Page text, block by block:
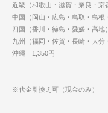
近畿（和歌山・滋賀・奈良・京
中国（岡山・広島・鳥取・島根
四国（香川・徳島・愛媛・高地
九州（福岡・佐賀・長崎・大分
沖縄 1,350円
※代金引換え可（現金のみ）